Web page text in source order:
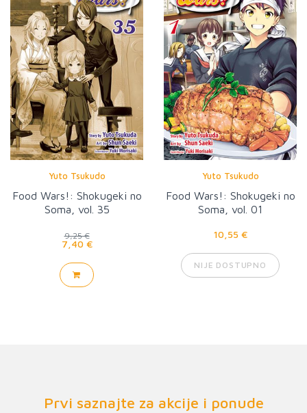
Yuto Tsukudo
Food Wars!: Shokugeki no
Soma, vol. 35
9,25 €
7,40 €
Yuto Tsukudo
Food Wars!: Shokugeki no
Soma, vol. 01
10,55 €
NIJE DOSTUPNO
Prvi saznajte za akcije i ponude